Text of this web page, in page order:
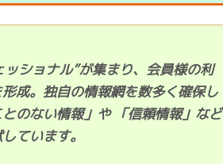
ショナル”が集まり、会員様の利
成。独自の情報網を数多く確保し
のない情報」や 「信頼情報」など
ています。